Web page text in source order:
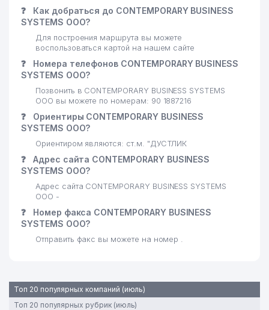
❓
Как добраться до CONTEMPORARY BUSINESS
SYSTEMS ООО?
Для построения маршрута вы можете
воспользоваться картой на нашем сайте
❓
Номера телефонов CONTEMPORARY BUSINESS
SYSTEMS ООО?
Позвонить в CONTEMPORARY BUSINESS SYSTEMS
ООО вы можете по номерам: 90 1887216
❓
Ориентиры CONTEMPORARY BUSINESS
SYSTEMS ООО?
Ориентиром являются: ст.м. "ДУСТЛИК
❓
Адрес сайта CONTEMPORARY BUSINESS
SYSTEMS ООО?
Адрес сайта CONTEMPORARY BUSINESS SYSTEMS
ООО -
❓
Номер факса CONTEMPORARY BUSINESS
SYSTEMS ООО?
Отправить факс вы можете на номер .
Топ 20 популярных компаний (июль)
Топ 20 популярных рубрик (июль)